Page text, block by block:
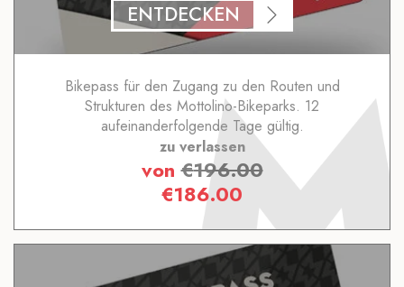
ENTDECKEN
Bikepass für den Zugang zu den Routen und
Strukturen des Mottolino-Bikeparks. 12
aufeinanderfolgende Tage gültig.
zu verlassen
von€196.00
€186.00